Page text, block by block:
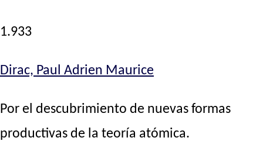
1.933
Dirac, Paul Adrien Maurice
Por el descubrimiento de nuevas formas
productivas de la teoría atómica.